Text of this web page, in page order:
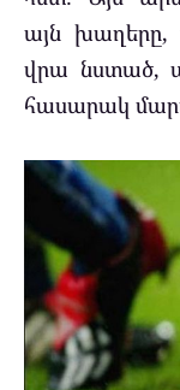
այն խաղերը,
վրա նստած,
հասարակ